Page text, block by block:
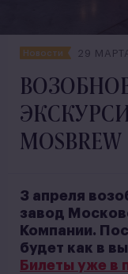
Новости 29
MOSBREW
3 апреля
завод
Компании.
будет как в
Билеты уже в